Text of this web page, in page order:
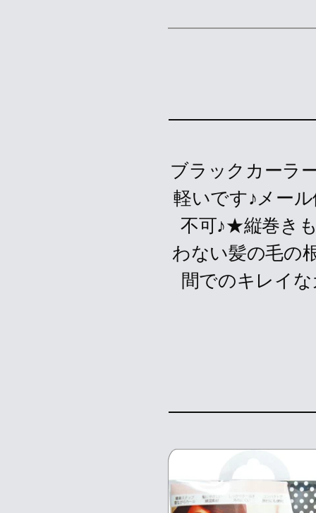
ブラックカーラ
軽いです♪メー
不可♪★縦巻き
わない髪の毛の
間でのキレイ